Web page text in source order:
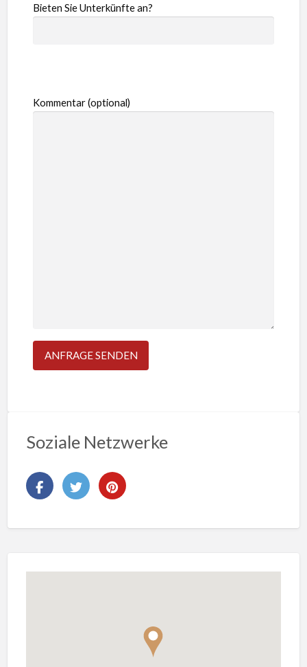
Bieten Sie Unterkünfte an?
Kommentar (optional)
Soziale Netzwerke